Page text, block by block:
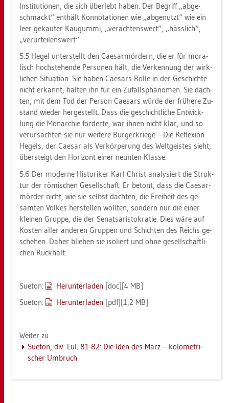
In­sti­tu­tio­nen, die sich über­lebt haben. Der Be­griff „ab­ge­
schmackt“ ent­hält Kon­no­ta­tio­nen wie „ab­ge­nutzt“ wie ein
leer ge­kau­ter Kau­gum­mi, „ver­ach­tens­wert“, „häss­lich“,
„ver­ur­tei­lens­wert“.
5.5 Hegel un­ter­stellt den Cae­s­ar­mör­dern, die er für mo­ra­
lisch hoch­ste­hen­de Per­so­nen hält, die Ver­ken­nung der wirk­
li­chen Si­tua­ti­on. Sie haben Cae­sars Rolle in der Ge­schich­te
nicht er­kannt, hal­ten ihn für ein Zu­fall­sphä­no­men. Sie dach­
ten, mit dem Tod der Per­son Cae­sars würde der frü­he­re Zu­
stand wie­der her­ge­stellt. Dass die ge­schicht­li­che Ent­wick­
lung die Mon­ar­chie for­der­te, war ihnen nicht klar, und so
ver­ur­sach­ten sie nur wei­te­re Bür­ger­krie­ge. - Die Re­fle­xi­on
He­gels, der Cae­sar als Ver­kör­pe­rung des Welt­geis­tes sieht,
über­steigt den Ho­ri­zont einer neun­ten Klas­se.
5.6 Der mo­der­ne His­to­ri­ker Karl Christ ana­ly­siert die Struk­
tur der rö­mi­schen Ge­sell­schaft. Er be­tont, dass die Cae­s­ar­
mör­der nicht, wie sie selbst dach­ten, die Frei­heit des ge­
sam­ten Vol­kes her­stel­len woll­ten, son­dern nur die einer
klei­nen Grup­pe, die der Se­nats­a­ris­to­kra­tie. Dies wäre auf
Kos­ten aller an­de­ren Grup­pen und Schich­ten des Reichs ge­
sche­hen. Daher blie­ben sie iso­liert und ohne ge­sell­schaft­li­
chen Rück­halt.
Sue­ton: Her­un­ter­la­den [doc][4 MB]
Sue­ton:
Her­un­ter­la­den [pdf][1,2 MB]
Wei­ter zu
Sue­ton, div. Lul. 81-82: Die Iden des März – ko­lo­me­tri­
scher Um­bruch